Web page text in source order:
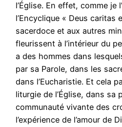
l’Église. En effet, comme je
l’Encyclique « Deus caritas
sacerdoce et aux autres
fleurissent à l’intérieur du
a des hommes dans
par sa Parole, dans les
dans l’Eucharistie. Et cela
liturgie de l’Église, dans sa
communauté vivante des
l’expérience de l’amour de